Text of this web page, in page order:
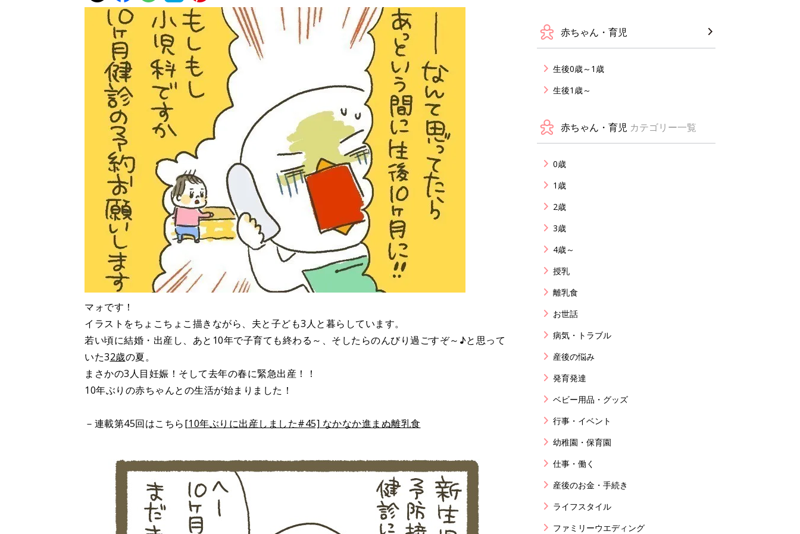
マォです！
イラストをちょこちょこ描きながら、夫と子ども3人と暮らしています。
若い頃に結婚・出産し、あと10年で子育ても終わる～、そしたらのんびり過ごすぞ～♪と思って
いた32歳の夏。
まさかの3人目妊娠！そして去年の春に緊急出産！！
10年ぶりの赤ちゃんとの生活が始まりました！
－連載第45回はこちら[10年ぶりに出産しました#45] なかなか進まぬ離乳食
赤ちゃん・育児
生後0歳～1歳
生後1歳～
赤ちゃん・育児 カテゴリー一覧
0歳
1歳
2歳
3歳
4歳～
授乳
離乳食
お世話
病気・トラブル
産後の悩み
発育発達
ベビー用品・グッズ
行事・イベント
幼稚園・保育園
仕事・働く
産後のお金・手続き
ライフスタイル
ファミリーウエディング